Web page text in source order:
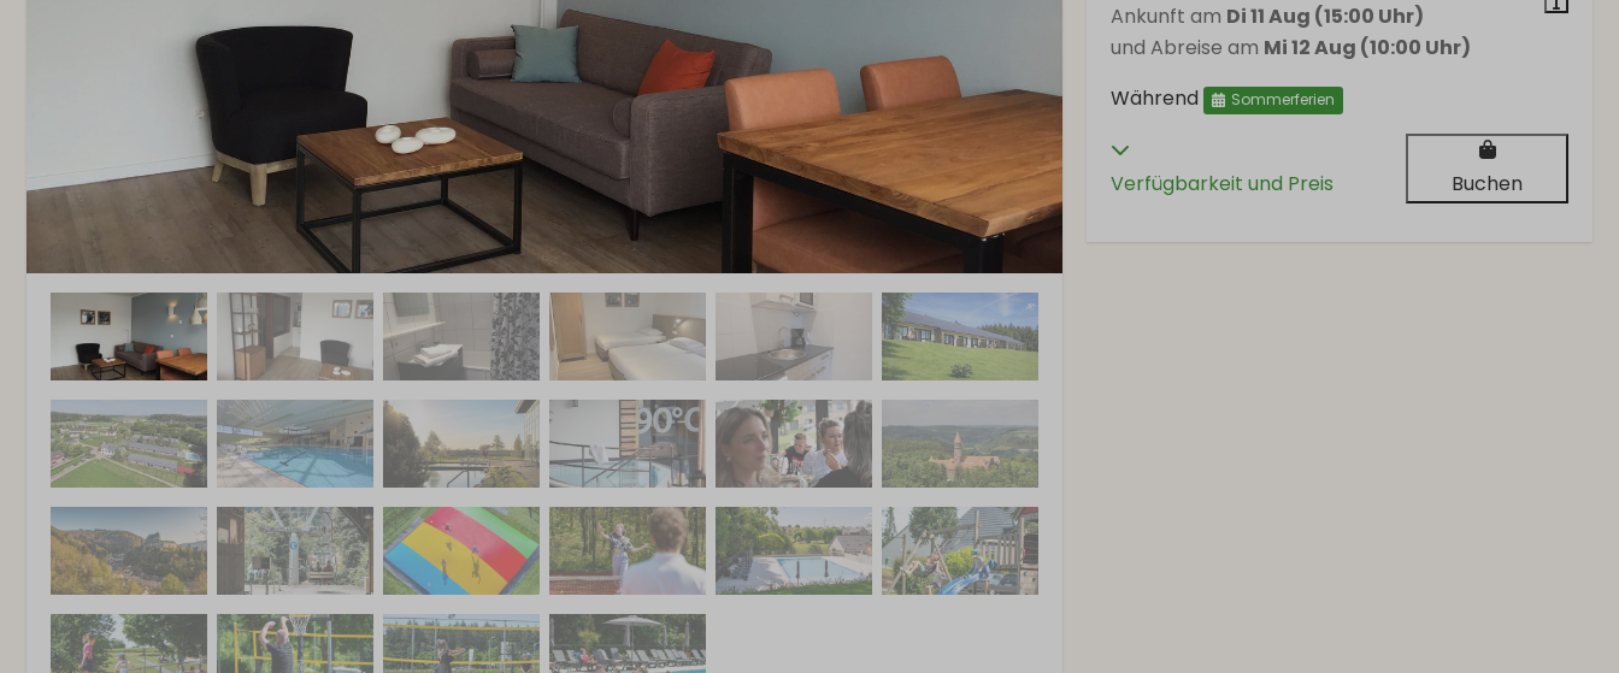
Ankunft am Di 11 Aug (15:00 Uhr)
und Abreise am Mi 12 Aug (10:00 Uhr)
Während
Sommerferien
Verfügbarkeit und Preis Buchen